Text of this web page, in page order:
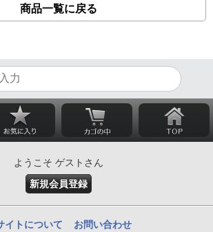
商品一覧に戻る
ようこそ ゲストさん
新規会員登録
イトについて お問い合わせ